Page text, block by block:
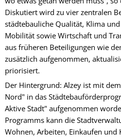
Diskutiert wird zu vier zentralen
städtebauliche Qualität, Klima
Mobilität sowie Wirtschaft und
aus früheren Beteiligungen wie
zusätzlich aufgenommen,
priorisiert.
Der Hintergrund: Alzey ist mit
Nord" in das
Aktive Stadt" aufgenommen
Programms kann die
Wohnen, Arbeiten, Einkaufen und